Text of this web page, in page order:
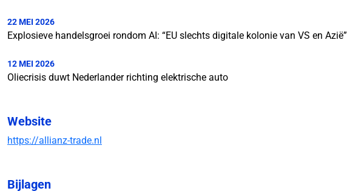
22 MEI 2026
Explosieve handelsgroei rondom AI: “EU slechts digitale kolonie van VS en Azië”
12 MEI 2026
Oliecrisis duwt Nederlander richting elektrische auto
Website
https://allianz-trade.nl
Bijlagen